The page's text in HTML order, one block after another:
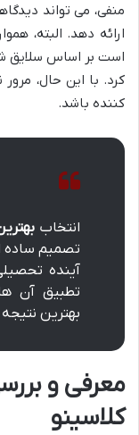
منفی، می تواند
ارائه دهد. البته،
است بر اساس سلایق
کرد. با این حال،
کننده باشد.
انتخاب
تصمیم ساده
آینده
تطبیق آن
بهترین
معرفی و
کلاسینو